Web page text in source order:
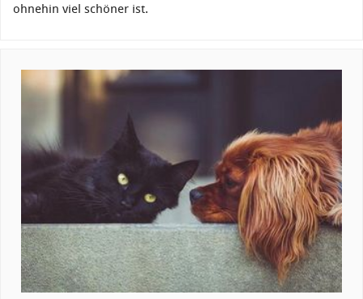
ohnehin viel schöner ist.